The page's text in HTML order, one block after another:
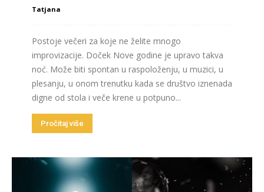
Tatjana
Postoje večeri za koje ne želite mnogo
improvizacije. Doček Nove godine je upravo takva
noć. Može biti spontan u raspoloženju, u muzici, u
plesanju, u onom trenutku kada se društvo iznenada
digne od stola i veče krene u potpuno...
Pročitaj više